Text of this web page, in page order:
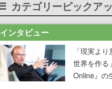
カテゴリーピックア
インタビュー
「現実よ
世界を作
Online』の